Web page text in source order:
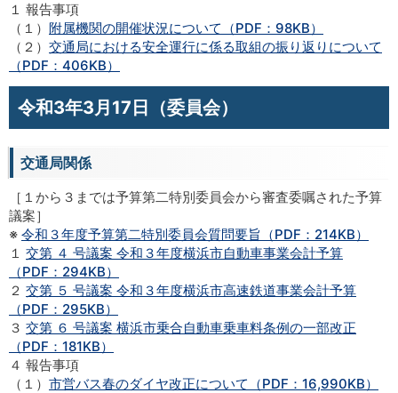
１ 報告事項
（１） 附属機関の開催状況について（PDF：98KB）
（２） 交通局における安全運行に係る取組の振り返りについて
（PDF：406KB）
令和3年3月17日（委員会）
交通局関係
［１から３までは予算第二特別委員会から審査委嘱された予算
議案］
※ 令和３年度予算第二特別委員会質問要旨（PDF：214KB）
１ 交第 ４ 号議案 令和３年度横浜市自動車事業会計予算
（PDF：294KB）
２ 交第 ５ 号議案 令和３年度横浜市高速鉄道事業会計予算
（PDF：295KB）
３ 交第 ６ 号議案 横浜市乗合自動車乗車料条例の一部改正
（PDF：181KB）
４ 報告事項
（１） 市営バス春のダイヤ改正について（PDF：16,990KB）